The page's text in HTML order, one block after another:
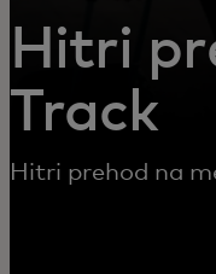
Hitri
Track
Hitri prehod na